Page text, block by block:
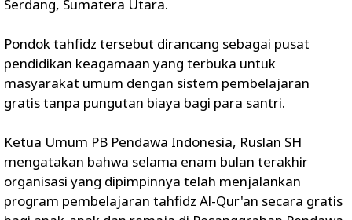
Serdang, Sumatera Utara.
Pondok tahfidz tersebut dirancang sebagai pusat
pendidikan keagamaan yang terbuka untuk
masyarakat umum dengan sistem pembelajaran
gratis tanpa pungutan biaya bagi para santri.
Ketua Umum PB Pendawa Indonesia, Ruslan SH
mengatakan bahwa selama enam bulan terakhir
organisasi yang dipimpinnya telah menjalankan
program pembelajaran tahfidz Al-Qur'an secara gratis